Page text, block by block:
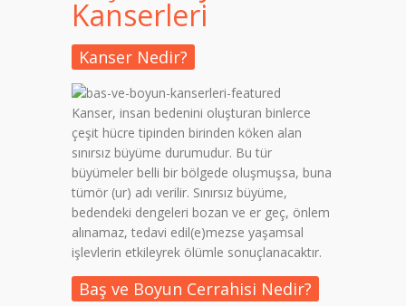
Kanserleri
Kanser Nedir?
Kanser, insan bedenini oluşturan binlerce
çeşit hücre tipinden birinden köken alan
sınırsız büyüme durumudur. Bu tür
büyümeler belli bir bölgede oluşmuşsa, buna
tümör (ur) adı verilir. Sınırsız büyüme,
bedendeki dengeleri bozan ve er geç, önlem
alınamaz, tedavi edil(e)mezse yaşamsal
işlevlerin etkileyrek ölümle sonuçlanacaktır.
Baş ve Boyun Cerrahisi Nedir?